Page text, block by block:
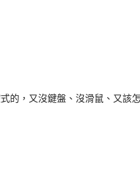
的，又沒鍵盤、沒滑鼠、又該怎